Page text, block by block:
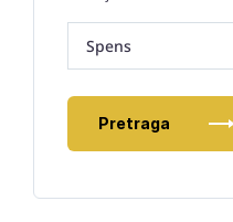
Spens
Pretraga